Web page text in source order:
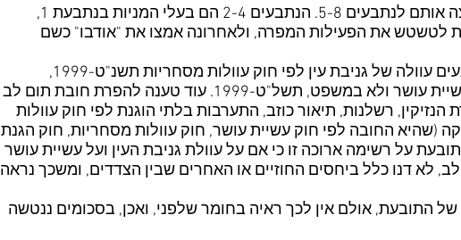
התובעת טענה כי הנתבעת 1 העתיקה את הדגמים, והפיצה אותם לנתבעים 5-8. הנתבעים 2-4 הם בעלי המניות בנתבעת 1,
לטשטש את הפעילות המפרה, ולאחרונה אמצו את "אודבו" כשם
התובעת טוענת כי בהעתקת הדגמים שעצבה עוולו הנתבעים עוולה של גניבת עין לפי חוק עוולות מסחריות תשנ"ט-1999,
ומעשיהם עולים כדי עשיית עושר ולא במשפט לפי חוק עשיית עושר ולא במשפט, תשל"ט-1999. עוד טענה להפרת חובת תום לב
תשל"ג-1973, גזל לפי פקודת הנזיקין, רשלנות, תיאור כוזב, התערבות בלתי הוגנת לפי חוק עוולות
(שהיא החובה לפי חוק עשיית עושר, חוק עוולות מסחריות, חוק הגנת
על רשימה ארוכה זו כי אם על עוולת גניבת העין ועל עשיית עושר
דנו כלל ביחסים החוזיים או האחרים שבין הצדדים, ומשכך נראה
התובעת, אולם אין לכך ראיה בחומר שלפני, ואכן, בסכומים ננטשה